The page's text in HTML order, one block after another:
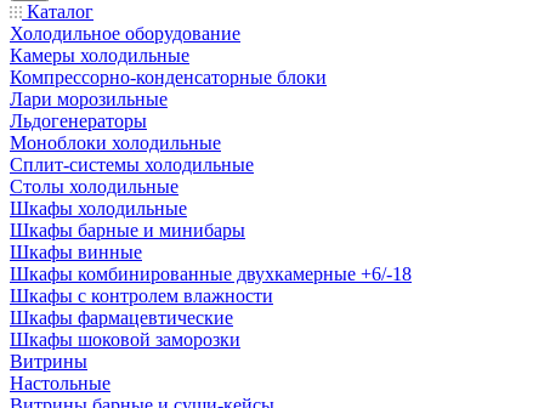
Каталог
Холодильное оборудование
Камеры холодильные
Компрессорно-конденсаторные блоки
Лари морозильные
Льдогенераторы
Моноблоки холодильные
Сплит-системы холодильные
Столы холодильные
Шкафы холодильные
Шкафы барные и минибары
Шкафы винные
Шкафы комбинированные двухкамерные +6/-18
Шкафы с контролем влажности
Шкафы фармацевтические
Шкафы шоковой заморозки
Витрины
Настольные